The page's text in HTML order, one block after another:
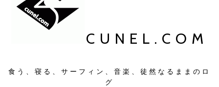
CUNEL.COM
食う、寝る、サーフィン、音楽、徒然なるままのロ
グ